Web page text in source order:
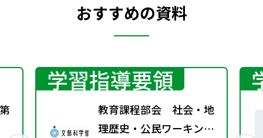
おすすめの資料
学習指導要領
教育課程部会 社会・地
理歴史・公民ワーキング